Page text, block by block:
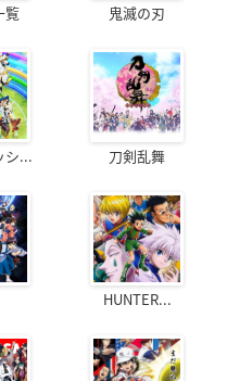
覧 鬼滅の刃
シ... 刀剣乱舞
HUNTER...